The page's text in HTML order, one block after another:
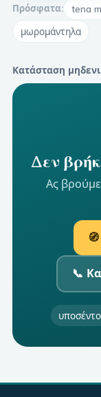
Πρόσφατα: tena
μωρομάντηλα
Κατάσταση
Δεν
Ας
📞